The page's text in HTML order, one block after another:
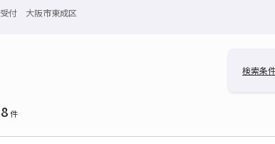
受付 大阪市東成区
検索条
8件